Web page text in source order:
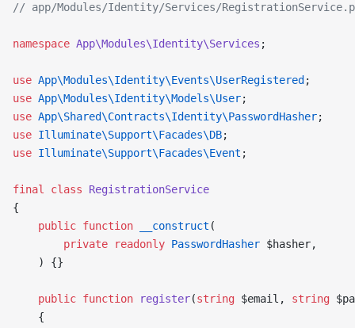
// app/Modules/Identity/Services/
namespace App\Modules\Identity\Services ;
use App\Modules\Identity\Events\UserRegistered ;
use App\Modules\Identity\Models\User;
use App\Shared\Contracts\Identity\PasswordHasher;
use Illuminate\Support\Facades\DB;
use Illuminate\Support\Facades\Event ;
final class RegistrationService
{
    public
function __construct (
        private
readonly PasswordHasher $hasher,
    ) {}
    public
function register(string $email, string
    {